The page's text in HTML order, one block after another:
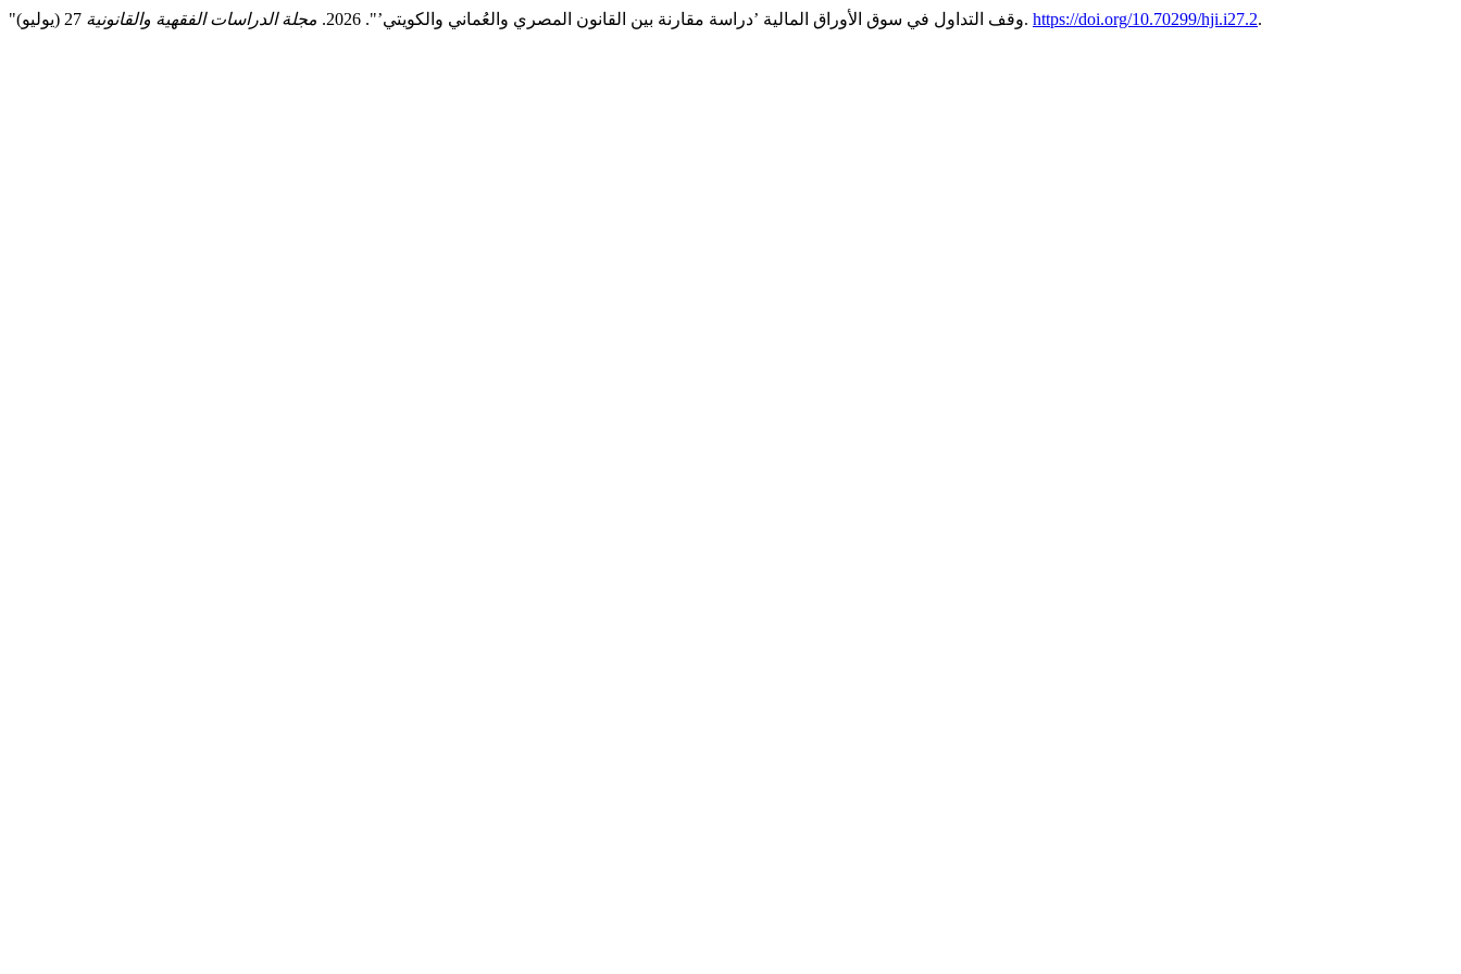
"وقف التداول في سوق الأوراق المالية ’دراسة مقارنة بين القانون المصري والعُماني والكويتي’". 2026. مجلة الدراسات الفقهية والقانونية 27 (يوليو). https://doi.org/10.70299/hji.i27.2.